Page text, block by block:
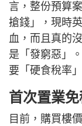
言，整份預算
搶錢」，現時
血，而且真的
是「發窮惡」
要「硬食稅率
首次置業
目前，購買樓